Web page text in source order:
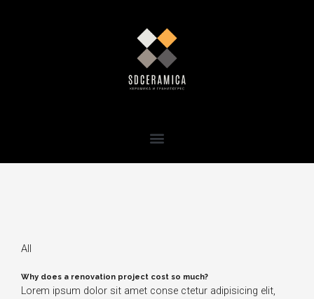
Меню
All
Why does a renovation project cost so much?
Lorem ipsum dolor sit amet conse ctetur adipisicing elit,